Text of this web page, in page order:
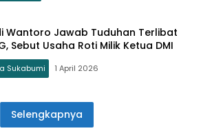
Wantoro Jawab Tuduhan Terlibat
Sebut Usaha Roti Milik Ketua DMI
Sukabumi 1 April 2026
Selengkapnya